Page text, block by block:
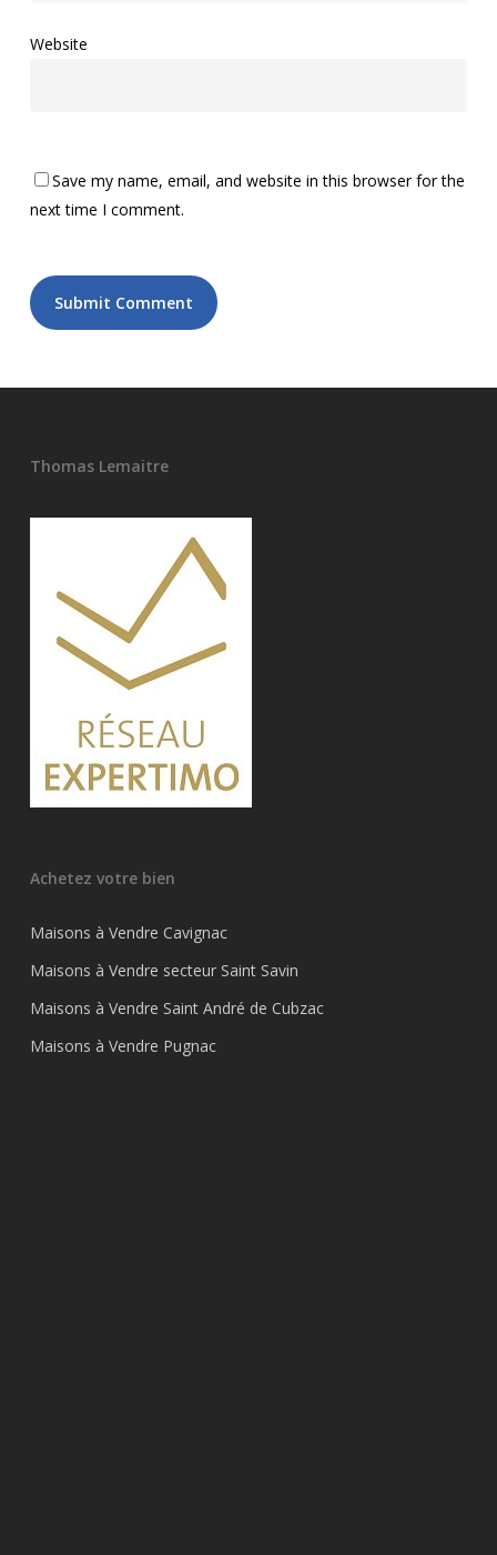
Website
Save my name, email, and website in this browser for the
next time I comment.
Thomas Lemaitre
Achetez votre bien
Maisons à Vendre Cavignac
Maisons à Vendre secteur Saint Savin
Maisons à Vendre Saint André de Cubzac
Maisons à Vendre Pugnac